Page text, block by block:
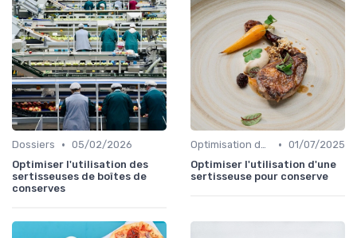
Dossiers • 05/02/2026
Optimiser l'utilisation des
sertisseuses de boîtes de
conserves
Optimisation des coûts • 01/07/2025
Optimiser l'utilisation d'une
sertisseuse pour conserve